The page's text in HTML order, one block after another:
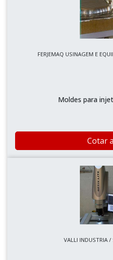
FERJEMAQ USINAGEM E
Moldes para
Cotar
VALLI INDUSTRIA /